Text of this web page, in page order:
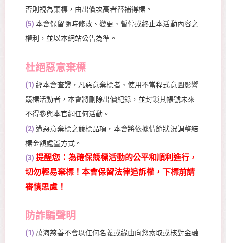
否則視為棄標，由出價次高者替補得標。
(5) 本會保留隨時修改、變更、暫停或終止本活動內容之
權利，並以本網站公告為準。
杜絕惡意棄標
(1) 經本會查證，凡惡意棄標者、使用不當程式意圖影響
競標活動者，本會將刪除出價紀錄，並封鎖其帳號未來
不得參與本官網任何活動。
(2) 遭惡意棄標之競標品項，本會將依據情節狀況調整結
標金額處置方式。
(3) 提醒您：為確保競標活動的公平和順利進行，
切勿輕易棄標！本會保留法律追訴權，下標前請
審慎思慮！
防詐騙聲明
(1) 萬海慈善不會以任何名義或緣由向您索取或核對金融